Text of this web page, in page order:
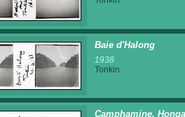
Baie d'Halong
1938
Tonkin
Camphamine.